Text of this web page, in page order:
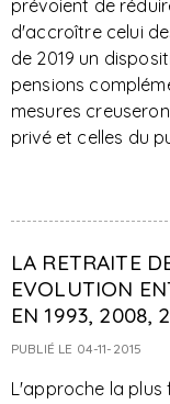
prévoient de
d'accroître celui
de 2019 un
pensions
mesures
privé et celles du
LA RETRAITE
EVOLUTION
EN 1993, 2008,
PUBLIÉ LE 04-11-2015
L'approche la plus